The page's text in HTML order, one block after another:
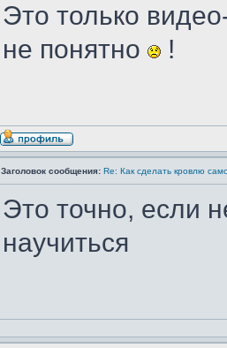
Это только
не понятно
!
Заголовок сообщения: Re: Как сделать кровлю
Это точно, если
научиться